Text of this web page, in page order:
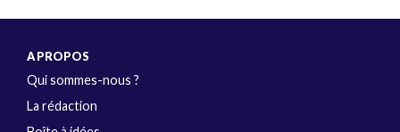
A PROPOS
Qui sommes-nous ?
La rédaction